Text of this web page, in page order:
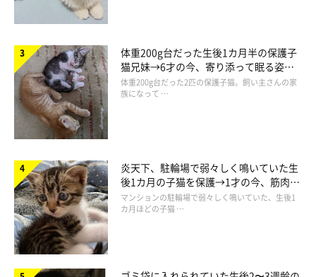
体重200g台だった生後1カ月半の保護子
猫兄妹→6才の今、寄り添って眠る姿に
ほっこり！
体重200g台だった2匹の保護子猫。飼い主さんの家
族になって …
炎天下、駐輪場で弱々しく鳴いていた生
後1カ月の子猫を保護→1才の今、筋肉質
でツンデレなコに成長
マンションの駐輪場で弱々しく鳴いていた、生後1
カ月ほどの子猫 …